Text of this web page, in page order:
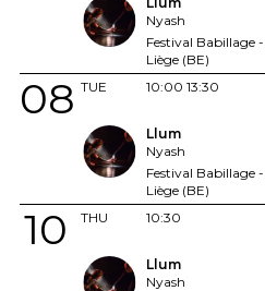
Nyash
Festival Babillage
Liège (BE)
TUE
08 10:00 13:30
Llum
Nyash
Festival Babillage
Liège (BE)
THU
10 10:30
Llum
Nyash